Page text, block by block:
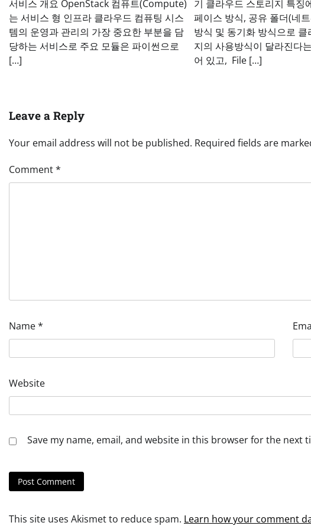
서비스 개요 OpenStack 컴퓨트(Compute)
는 서비스 형 인프라 클라우드 컴퓨팅 시스
템의 운영과 관리의 가장 중요한 부분을 담
당하는 서비스로 주요 모듈은 파이썬으로
[…]
기 클라우드 스토리지 특징
페이스 방식, 공유 폴더(네
방식 및 동기화 방식으로 클
지의 사용방식이 달라진다
어 있고, File […]
Leave a Reply
Your email address will not be published. Required fields are
Comment*
Name*
Website
Save my name, email, and website in this browser for the next
This site uses Akismet to reduce spam. Learn how your comment